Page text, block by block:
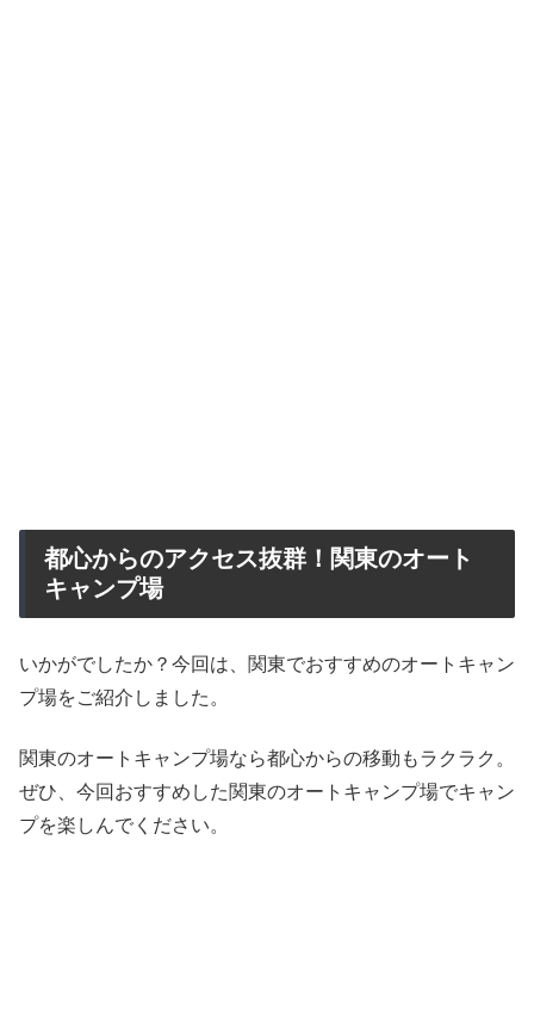
都心からのアクセス抜群！関東のオート
キャンプ場
いかがでしたか？今回は、関東でおすすめのオートキャン
プ場をご紹介しました。
関東のオートキャンプ場なら都心からの移動もラクラク。
ぜひ、今回おすすめした関東のオートキャンプ場でキャン
プを楽しんでください。